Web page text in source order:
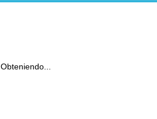
Obteniendo...